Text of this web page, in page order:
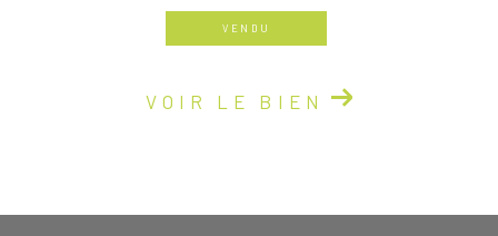
VENDU
VOIR LE BIEN